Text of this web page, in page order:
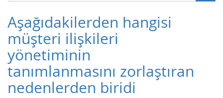
Aşağıdakilerden hangisi
müşteri ilişkileri
yönetiminin
tanımlanmasını zorlaştıran
nedenlerden biridi